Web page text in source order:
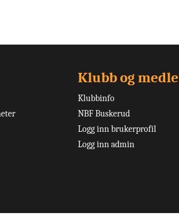
Klubb og
Klubbinfo
NBF Buskerud
Logg inn brukerprofil
Logg inn admin